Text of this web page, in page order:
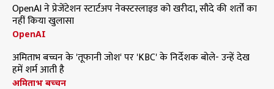
OpenAI ने प्रेजेंटेशन स्टार्टअप नेक्स्टस्लाइड को खरीदा, सौदे की शर्तों का
नहीं किया खुलासा
OpenAI
अमिताभ बच्चन के 'तूफानी जोश' पर 'KBC' के निर्देशक बोले- उन्हें देख
हमें शर्म आती है
अमिताभ बच्चन